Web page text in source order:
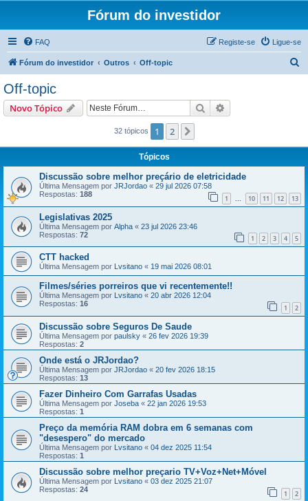
Fórum do investidor
FAQ Ligue-se
Registe-se
Fórum do investidor Outros Off-topic
r
Off-topic
Novo Tópico Pesquisar
32 tópicos 1 2
Tópicos
Discussão sobre melhor preçário de eletricidade
Última Mensagem por JRJordao « 29 jul 2026 07:58
Respostas: 188 1 ... 10 11 12 13
Legislativas 2025
Última Mensagem por Alpha « 23 jul 2026 23:46
Respostas: 72 1 2 3 4 5
CTT hacked
Última Mensagem por Lvsitano « 19 mai 2026 08:01
Filmes/séries porreiros que vi recentemente!!
Última Mensagem por Lvsitano « 20 abr 2026 12:04
Respostas: 16 1 2
Discussão sobre Seguros De Saude
Última Mensagem por paulsky « 26 fev 2026 19:39
Respostas: 2
Onde está o JRJordao?
Última Mensagem por JRJordao « 20 fev 2026 18:15
Respostas: 13
Fazer Dinheiro Com Garrafas Usadas
Última Mensagem por Joseba « 22 jan 2026 19:53
Respostas: 1
Preço da memória RAM dobra em 6 semanas com
"desespero" do mercado
Última Mensagem por Lvsitano « 04 dez 2025 11:54
Respostas: 1
Discussão sobre melhor preçario TV+Voz+Net+Móvel
Última Mensagem por Lvsitano « 03 dez 2025 21:07
Respostas: 24 1 2